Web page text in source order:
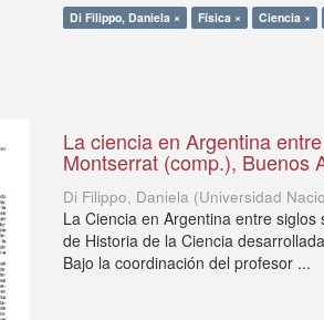
Di Filippo, Daniela × Física × Ciencia ×
La ciencia en Argentina
Montserrat (comp.), Buenos
Di Filippo, Daniela (Universidad
La Ciencia en Argentina entre
de Historia de la Ciencia
Bajo la coordinación del profesor ...